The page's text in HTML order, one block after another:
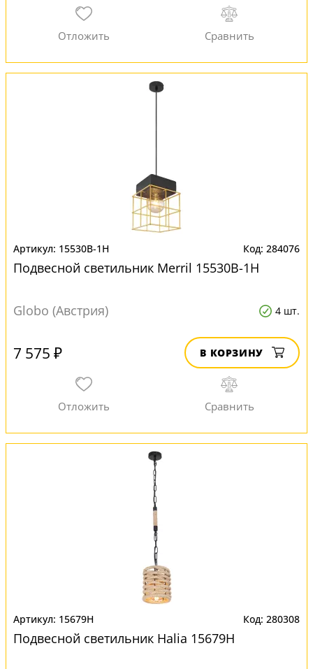
15530B-1H 284076
Подвесной светильник Merril 15530B-1H
Globo (Австрия) 4 шт.
7 575 ₽ В КОРЗИНУ
15679H 280308
Подвесной светильник Halia 15679H